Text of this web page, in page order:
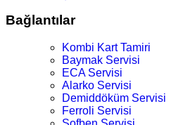
Bağlantılar
Kombi Kart Tamiri
Baymak Servisi
ECA Servisi
Alarko Servisi
Demiddöküm Servisi
Ferroli Servisi